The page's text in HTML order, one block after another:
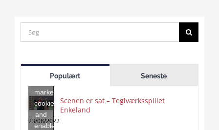
Search
for:
Populært Seneste
accept
marketing
cookies
and
enable
Scenen er sat – Teglværksspillet
Enkeland
23/08/2022
Click
to